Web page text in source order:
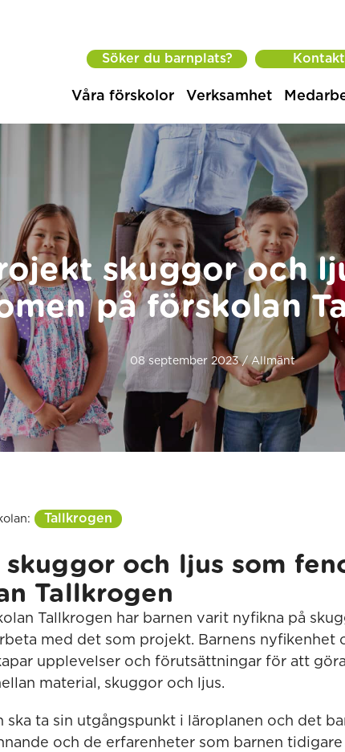
Söker du barnplats?
Våra förskolor Verksamhet
skuggor och
på förskolan
08 september 2023 / Allmänt
Tallkrogen
och ljus som
Tallkrogen
Tallkrogen har barnen varit nyfikna på
med det som projekt. Barnens nyfikenhet
upplevelser och förutsättningar för att
material, skuggor och ljus.
ska ta sin utgångspunkt i läroplanen och det
och de erfarenheter som barnen